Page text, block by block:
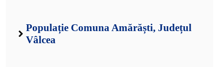
Populație Comuna Amărăști, Județul
Vâlcea